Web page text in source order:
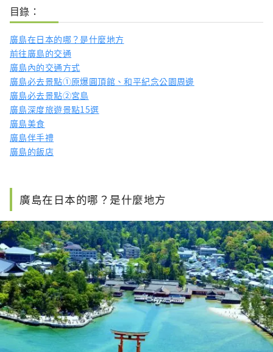
目錄：
廣島在日本的哪？是什麼地方
前往廣島的交通
廣島內的交通方式
廣島必去景點①原爆圓頂館、和平紀念公園周邊
廣島必去景點②宮島
廣島深度旅遊景點15選
廣島美食
廣島伴手禮
廣島的飯店
廣島在日本的哪？是什麼地方